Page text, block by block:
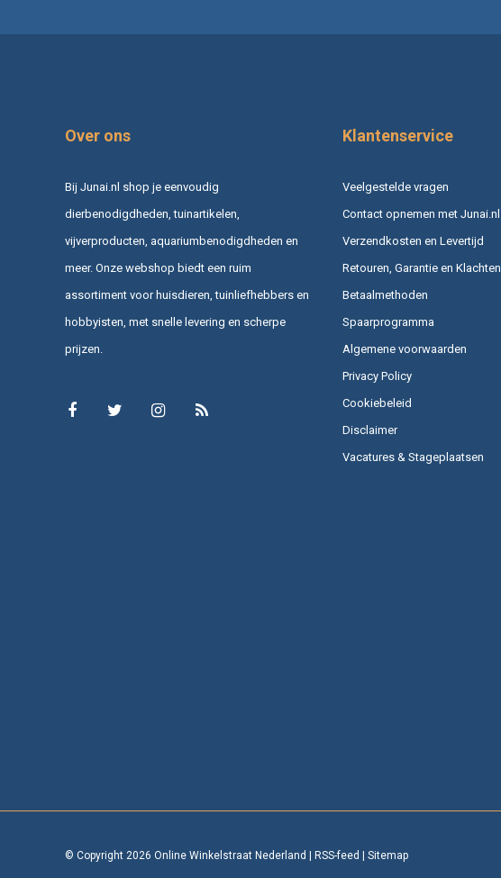
Over ons
Bij Junai.nl shop je eenvoudig
dierbenodigdheden, tuinartikelen,
vijverproducten, aquariumbenodigdheden en
meer. Onze webshop biedt een ruim
assortiment voor huisdieren, tuinliefhebbers en
hobbyisten, met snelle levering en scherpe
prijzen.
Klantenservice
Veelgestelde vragen
Contact opnemen met Junai.nl
Verzendkosten en Levertijd
Retouren, Garantie en Klachten
Betaalmethoden
Spaarprogramma
Algemene voorwaarden
Privacy Policy
Cookiebeleid
Disclaimer
Vacatures & Stageplaatsen
© Copyright 2026 Online Winkelstraat Nederland | RSS-feed | Sitemap